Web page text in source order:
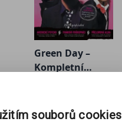
Green Day –
Kompletní
Crossley, James
269 Kč 299 Kč
souborů cookies